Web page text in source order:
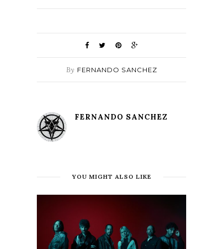
By FERNANDO SANCHEZ
FERNANDO SANCHEZ
YOU MIGHT ALSO LIKE